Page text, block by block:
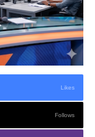
Likes
Follows